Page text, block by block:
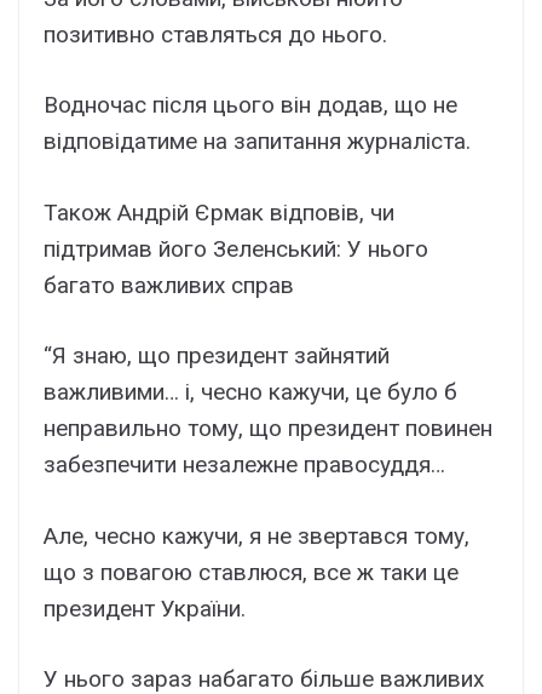
позитивно ставляться до нього.
Водночас після цього він додав, що не
відповідатиме на запитання журналіста.
Також Андрій Єрмак відповів, чи
підтримав його Зеленський: У нього
багато важливих справ
“Я знаю, що президент зайнятий
важливими… і, чесно кажучи, це було б
неправильно тому, що президент повинен
забезпечити незалежне правосуддя…
Але, чесно кажучи, я не звертався тому,
що з повагою ставлюся, все ж таки це
президент України.
У нього зараз набагато більше важливих